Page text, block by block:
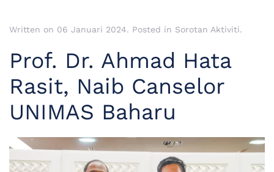
Written on 06 Januari 2024. Posted in Sorotan Aktiviti.
Prof. Dr. Ahmad Hata
Rasit, Naib Canselor
UNIMAS Baharu